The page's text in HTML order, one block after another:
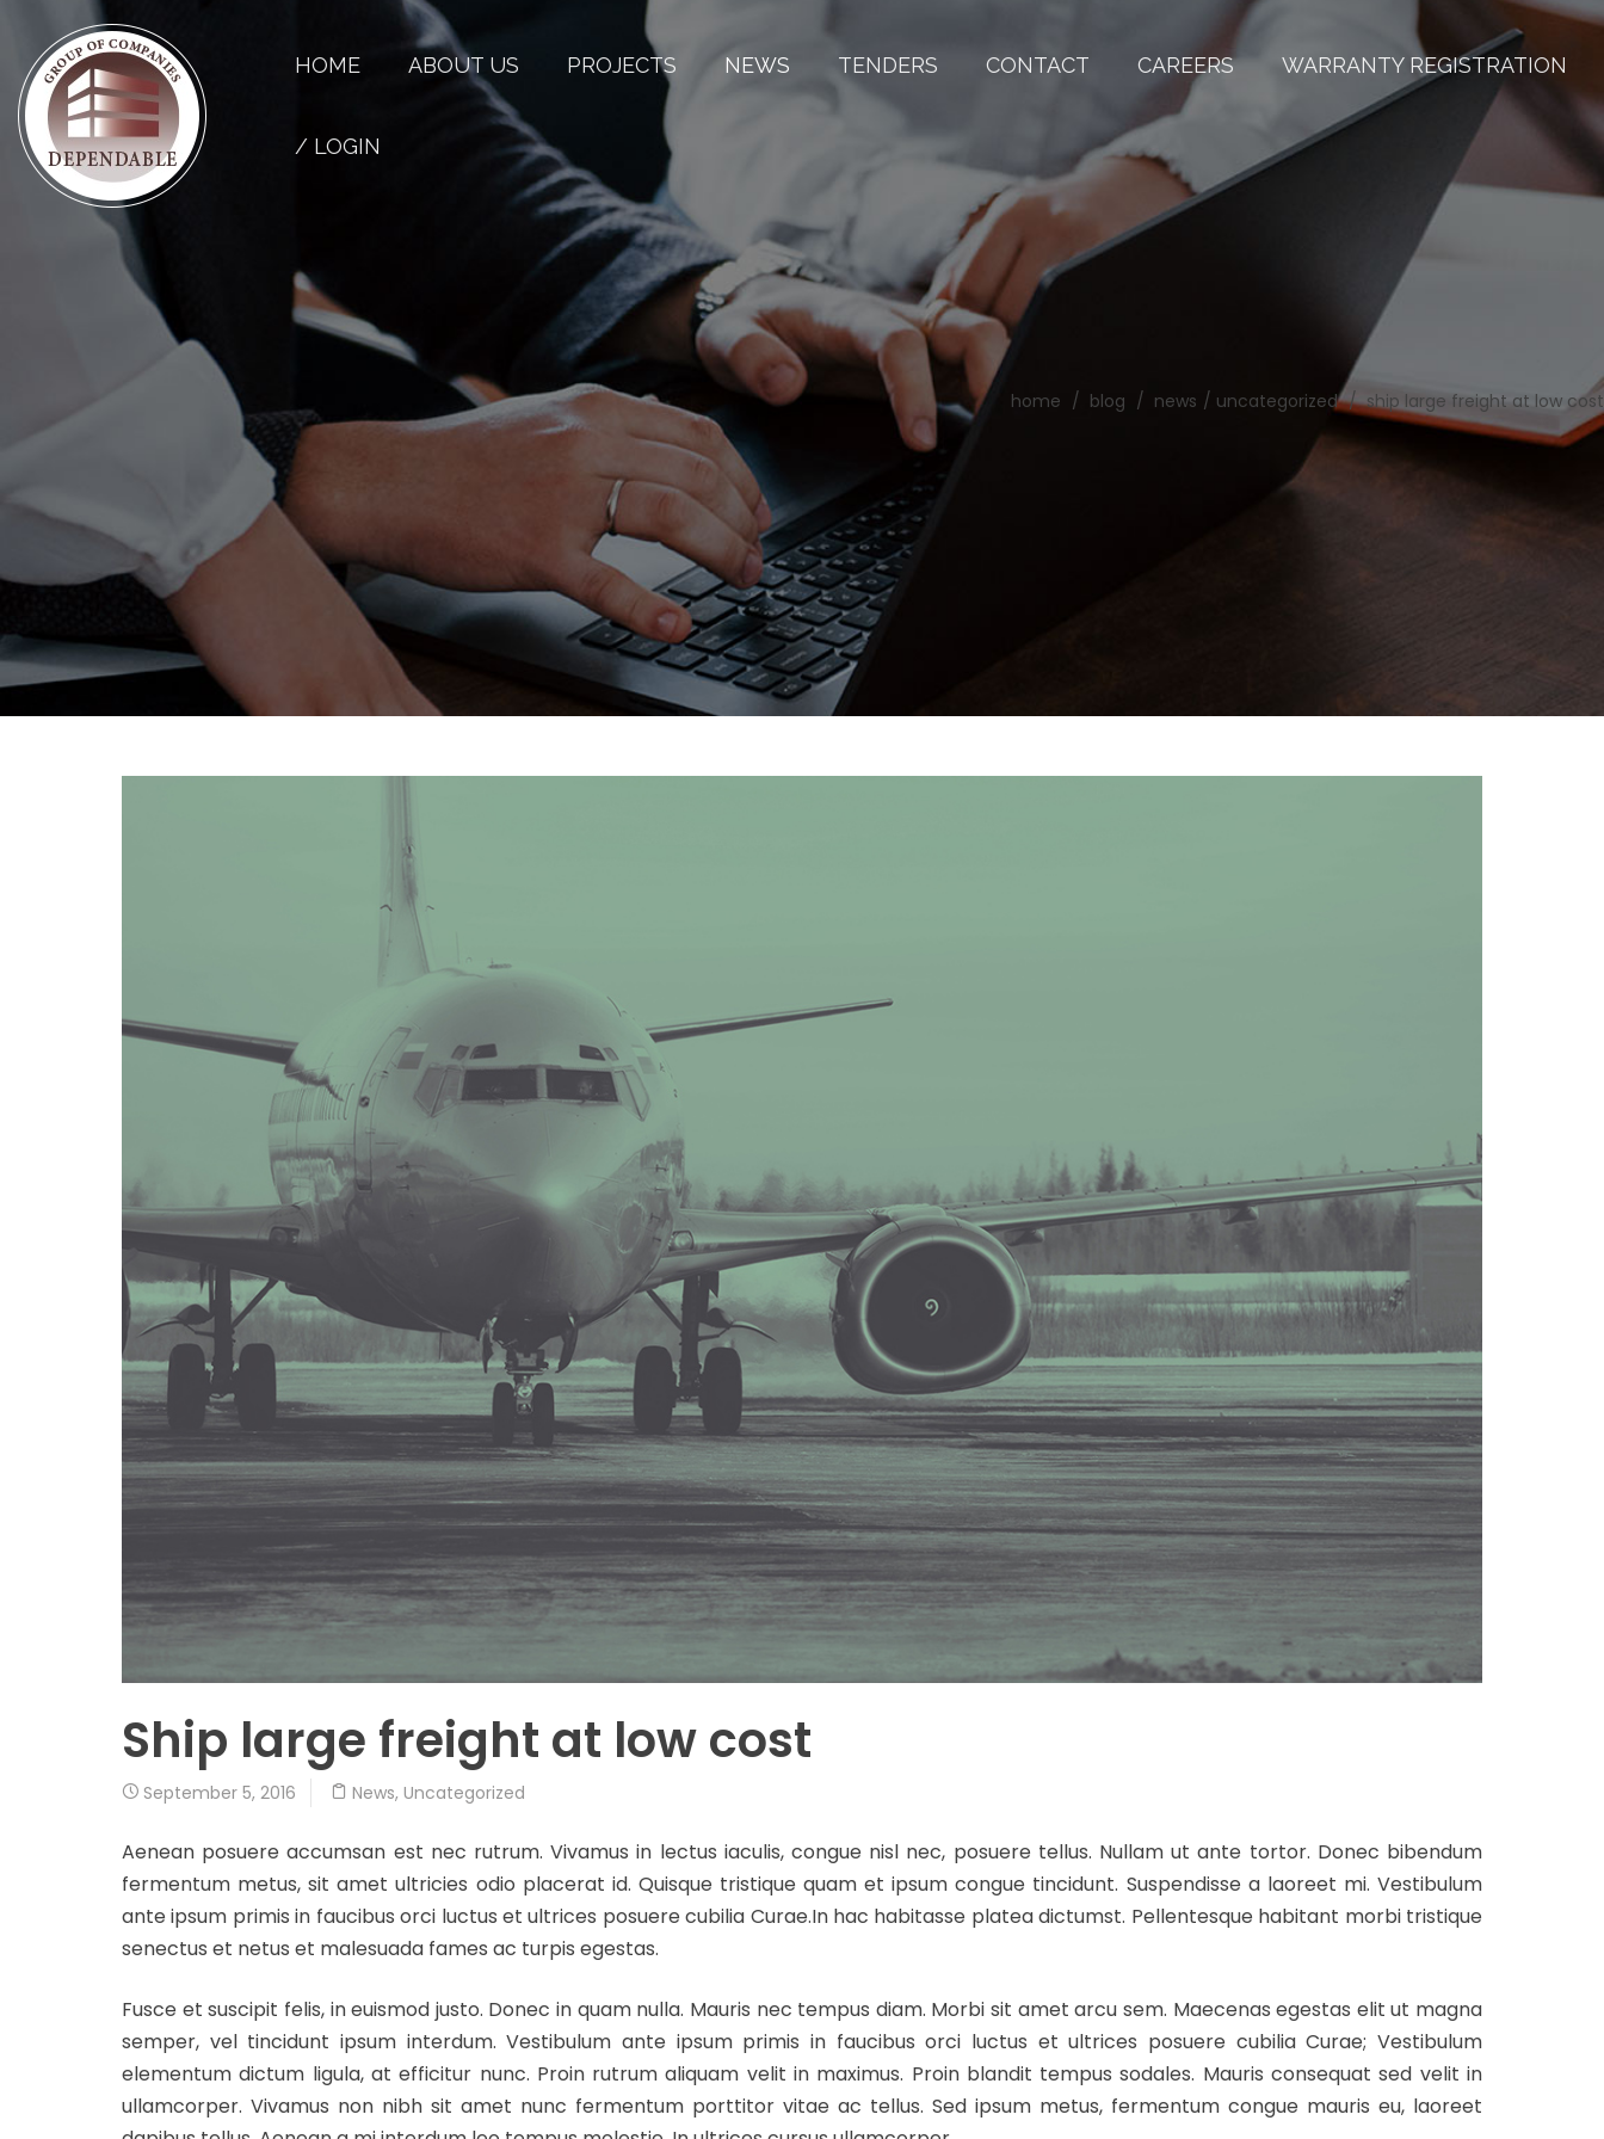
HOME ABOUT US PROJECTS NEWS TENDERS CONTACT CAREERS WARRANTY REGISTRATION
/ LOGIN
home blog news uncategorized ship large freight at low cost
Ship large freight at low cost
September 5, 2016 News, Uncategorized
Aenean posuere accumsan est nec rutrum. Vivamus in lectus iaculis, congue nisl nec, posuere tellus. Nullam ut ante tortor. Donec bibendum
fermentum metus, sit amet ultricies odio placerat id. Quisque tristique quam et ipsum congue tincidunt. Suspendisse a laoreet mi. Vestibulum
ante ipsum primis in faucibus orci luctus et ultrices posuere cubilia Curae.In hac habitasse platea dictumst. Pellentesque habitant morbi tristique
senectus et netus et malesuada fames ac turpis egestas.
Fusce et suscipit felis, in euismod justo. Donec in quam nulla. Mauris nec tempus diam. Morbi sit amet arcu sem. Maecenas egestas elit ut magna
semper, vel tincidunt ipsum interdum. Vestibulum ante ipsum primis in faucibus orci luctus et ultrices posuere cubilia Curae; Vestibulum
elementum dictum ligula, at efficitur nunc. Proin rutrum aliquam velit in maximus. Proin blandit tempus sodales. Mauris consequat sed velit in
ullamcorper. Vivamus non nibh sit amet nunc fermentum porttitor vitae ac tellus. Sed ipsum metus, fermentum congue mauris eu, laoreet